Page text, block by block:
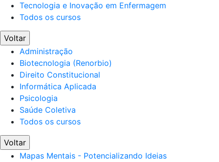
Tecnologia e Inovação em Enfermagem
Todos os cursos
Voltar
Administração
Biotecnologia (Renorbio)
Direito Constitucional
Informática Aplicada
Psicologia
Saúde Coletiva
Todos os cursos
Voltar
Mapas Mentais - Potencializando Ideias